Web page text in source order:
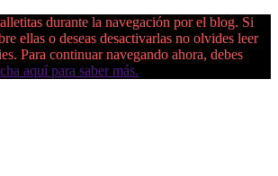
durante la navegación por el blog. Si
ellas o deseas desactivarlas no olvides leer
Para continuar navegando ahora, debes
aquí para saber más.